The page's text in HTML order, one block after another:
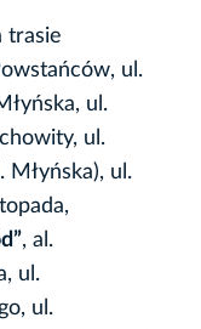
trasie
ul.
ul.
ul.
Młyńska), ul.
, al.
ul.
ul.